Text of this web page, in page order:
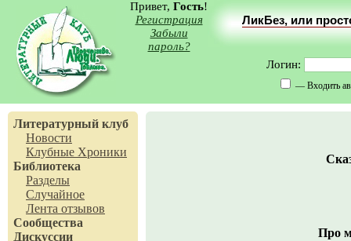
Привет, Гость!
Регистрация
Забыли
пароль?
ЛикБез, или
Логин:
— Входить
Литературный клуб
Новости
Клубные Хроники
Библиотека
Разделы
Случайное
Лента отзывов
Сообщества
Дискуссии
Про